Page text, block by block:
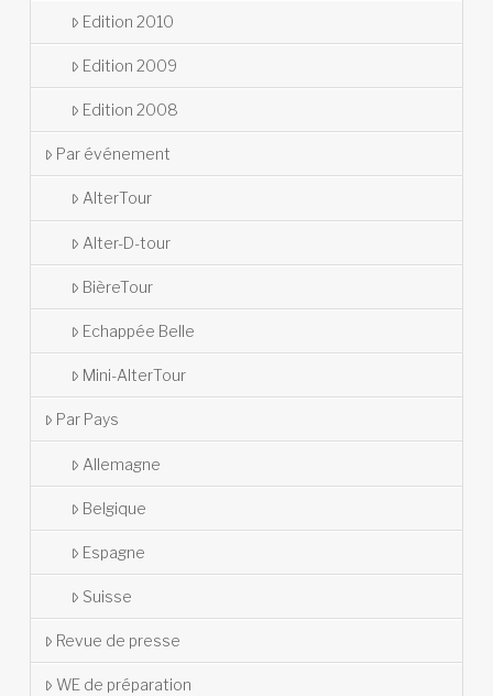
Edition 2010
Edition 2009
Edition 2008
Par événement
AlterTour
Alter-D-tour
BièreTour
Echappée Belle
Mini-AlterTour
Par Pays
Allemagne
Belgique
Espagne
Suisse
Revue de presse
WE de préparation